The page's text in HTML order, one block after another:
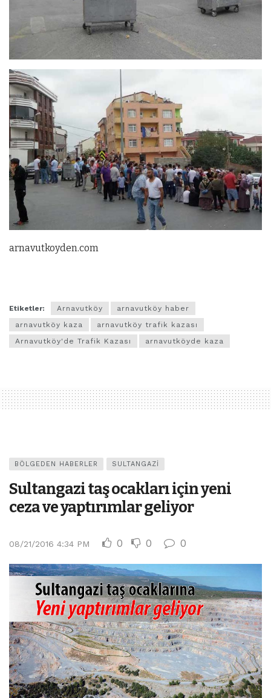
arnavutkoyden.com
Etiketler: Arnavutköy
arnavutköy haber
arnavutköy kaza
arnavutköy trafik kazası
Arnavutköy'de Trafik Kazası
arnavutköyde kaza
BÖLGEDEN HABERLER SULTANGAZI
Sultangazi taş ocakları için yeni
ceza ve yaptırımlar geliyor
08/21/2016 4:34 PM 0 0 0